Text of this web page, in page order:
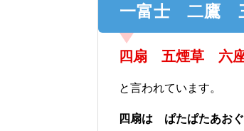
一富士 二鷹
四扇 五煙草 六
と言われています。
四扇は ぱたぱたあおぐ